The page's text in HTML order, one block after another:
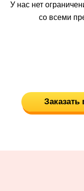
У нас нет
со всеми